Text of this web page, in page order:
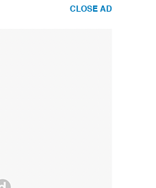
CLOSE AD